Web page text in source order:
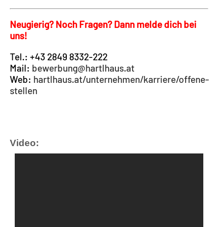
Neugierig? Noch Fragen? Dann melde dich bei
uns!
Tel.: +43 2849 8332-222
Mail: bewerbung@hartlhaus.at
Web: hartlhaus.at/unternehmen/karriere/offene-
stellen
Video: